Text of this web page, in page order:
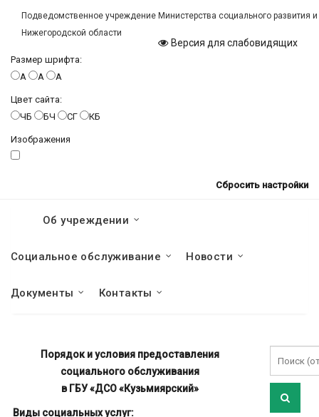
Подведомственное учреждение Министерства социального развития
Нижегородской области
Версия для слабовидящих
Размер шрифта:
A
A A
Цвет сайта:
ЧБ
БЧ СГ КБ
Изображения
Сбросить настройки
Об учреждении
Социальное обслуживание Новости
Документы Контакты
Порядок и условия предоставления
социального обслуживания
в ГБУ «ДСО «Кузьмиярский»
Виды социальных услуг: